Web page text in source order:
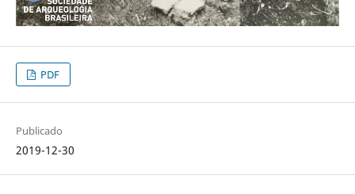
PDF
Publicado
2019-12-30